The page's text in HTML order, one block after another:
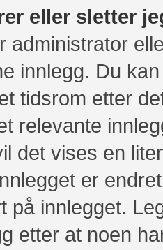
eller sletter
administrator
innlegg. Du
tidsrom etter
relevante
det vises en
er
på innlegget.
etter at noen